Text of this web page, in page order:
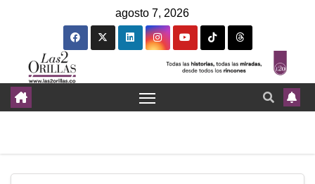
agosto 7, 2026